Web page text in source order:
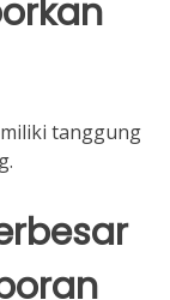
tanggung